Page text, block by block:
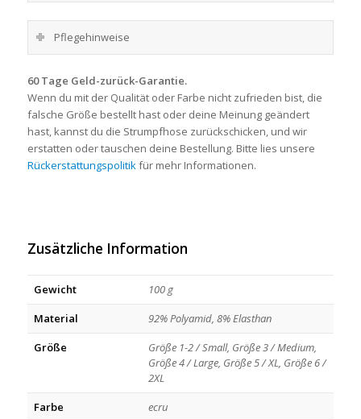
Pflegehinweise
60 Tage Geld-zurück-Garantie.
Wenn du mit der Qualität oder Farbe nicht zufrieden bist, die
falsche Größe bestellt hast oder deine Meinung geändert
hast, kannst du die Strumpfhose zurückschicken, und wir
erstatten oder tauschen deine Bestellung. Bitte lies unsere
Rückerstattungspolitikfür mehr Informationen.
Zusätzliche Information
Gewicht
100 g
Material
92% Polyamid, 8% Elasthan
Größe
Größe 1-2 / Small, Größe 3 / Medium,
Größe 4 / Large, Größe 5 / XL, Größe 6 /
2XL
Farbe
ecru